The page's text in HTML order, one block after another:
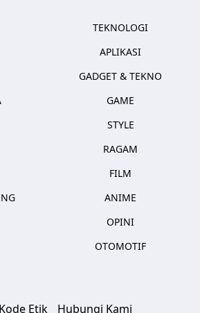
TEKNOLOGI
APLIKASI
GADGET & TEKNO
GAME
STYLE
RAGAM
FILM
ANIME
OPINI
OTOMOTIF
Kode Etik Hubungi Kami